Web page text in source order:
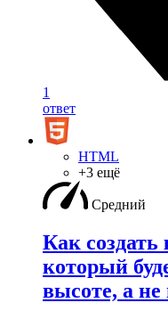
1
ответ
HTML
+3 ещё
Средний
Как создать
который
высоте, а